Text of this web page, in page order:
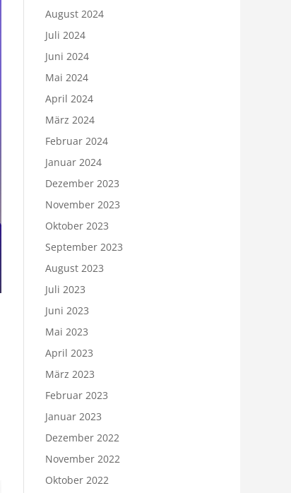
August 2024
Juli 2024
Juni 2024
Mai 2024
April 2024
März 2024
Februar 2024
Januar 2024
Dezember 2023
November 2023
Oktober 2023
September 2023
August 2023
Juli 2023
Juni 2023
Mai 2023
April 2023
März 2023
Februar 2023
Januar 2023
Dezember 2022
November 2022
Oktober 2022